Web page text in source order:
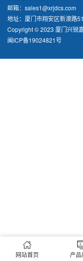
邮箱：sales1@xrjdcs.com
地址：厦门市翔安区新澳路
Copyright © 2023 厦门兴锐
闽ICP备19024821号
网站首页 产